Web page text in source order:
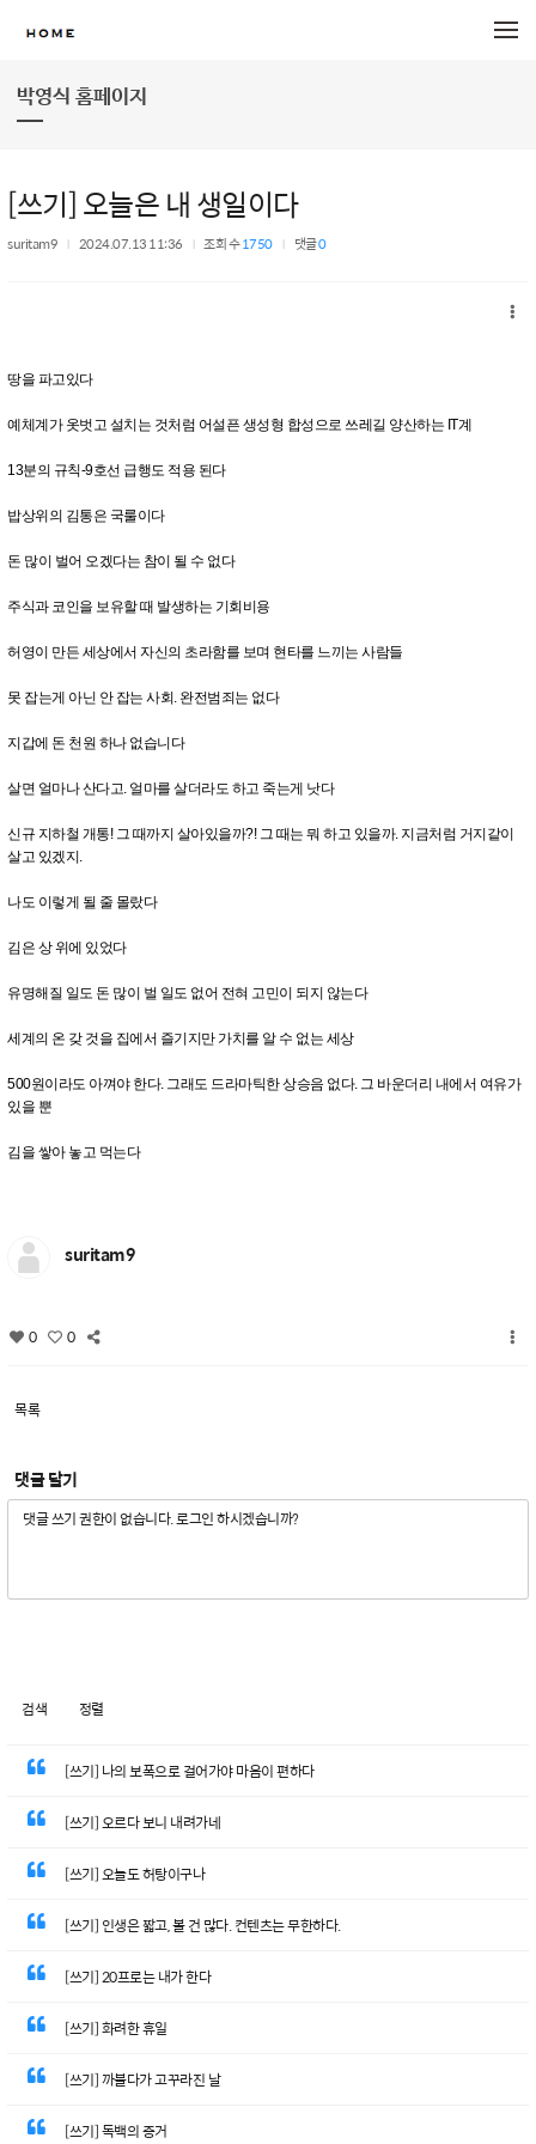
박영식 홈페이지
[쓰기] 오늘은 내 생일이다
suritam9 2024.07.13 11:36 조회 수1750 댓글0
땅을 파고있다
예체계가 옷벗고 설치는 것처럼 어설픈 생성형 합성으로 쓰레길 양산하는 IT계
13분의 규칙-9호선 급행도 적용 된다
밥상위의 김통은 국룰이다
돈 많이 벌어 오겠다는 참이 될 수 없다
주식과 코인을 보유할 때 발생하는 기회비용
허영이 만든 세상에서 자신의 초라함를 보며 현타를 느끼는 사람들
못 잡는게 아닌 안 잡는 사회. 완전범죄는 없다
지갑에 돈 천원 하나 없습니다
살면 얼마나 산다고. 얼마를 살더라도 하고 죽는게 낫다
신규 지하철 개통! 그 때까지 살아있을까?! 그 때는 뭐 하고 있을까. 지금처럼 거지같이
살고 있겠지.
나도 이렇게 될 줄 몰랐다
김은 상 위에 있었다
유명해질 일도 돈 많이 벌 일도 없어 전혀 고민이 되지 않는다
세계의 온 갖 것을 집에서 즐기지만 가치를 알 수 없는 세상
500원이라도 아껴야 한다. 그래도 드라마틱한 상승음 없다. 그 바운더리 내에서 여유가
있을 뿐
김을 쌓아 놓고 먹는다
suritam9
0 0
목록
댓글 달기
검색 정렬
[쓰기] 나의 보폭으로 걸어가야 마음이 편하다
[쓰기] 오르다 보니 내려가네
[쓰기] 오늘도 허탕이구나
[쓰기] 인생은 짧고, 볼 건 많다. 컨텐츠는 무한하다.
[쓰기] 20프로는 내가 한다
[쓰기] 화려한 휴일
[쓰기] 까불다가 고꾸라진 날
[쓰기] 독백의 증거